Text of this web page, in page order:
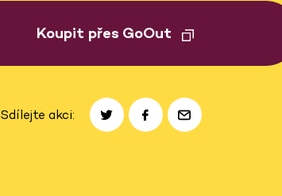
Koupit přes GoOut
Sdílejte akci: